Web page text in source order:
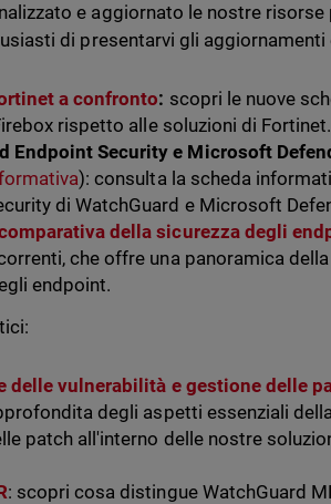
e aggiornato le nostre
di presentarvi gli
a confronto: scopri le nuove
rispetto alle soluzioni di Fortinet.
Endpoint Security e Microsoft
): consulta la scheda
di WatchGuard e Microsoft
della sicurezza degli
che offre una panoramica
endpoint.
delle vulnerabilità e gestione delle
degli aspetti essenziali
patch all'interno delle nostre
: scopri cosa distingue WatchGuard